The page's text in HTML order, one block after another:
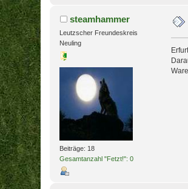
steamhammer
Leutzscher Freundeskreis
Neuling
Beiträge: 18
Gesamtanzahl "Fetzt!": 0